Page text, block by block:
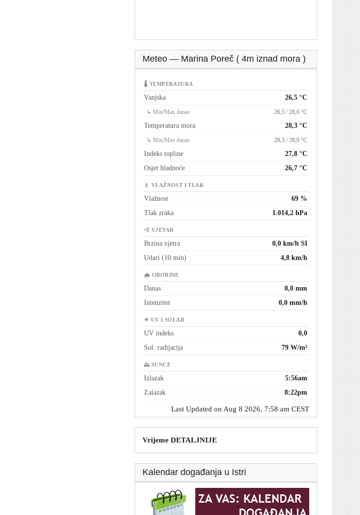
Meteo — Marina Poreč ( 4m iznad mora )
🌡 TEMPERATURA
Vanjska 26,5 °C
↳ Min/Max danas 26,5 / 28,6 °C
Temperatura mora 28,3 °C
↳ Min/Max danas 28,3 / 28,9 °C
Indeks topline
27,8 °C
Osjet hladnoće
26,7 °C
💧 VLAŽNOST I TLAK
Vlažnost
69 %
Tlak zraka
1.014,2 hPa
💨 VJETAR
Brzina vjetra
0,0 km/h SI
Udari (10 min)
4,8 km/h
🌧 OBORINE
Danas
0,0 mm
Intenzitet
0,0 mm/h
☀ UV I SOLAR
UV indeks
0,0
Sol. radijacija
79 W/m²
🌅 SUNCE
Izlazak
5:56am
Zalazak
8:22pm
Last Updated on Aug 8 2026, 7:58 am CEST
Vrijeme DETALJNIJE
Kalendar događanja u Istri